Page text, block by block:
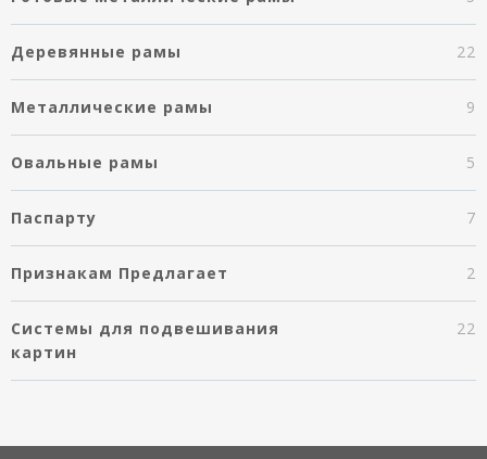
Деревянные рамы 22
Металлические рамы 9
Овальные рамы 5
Паспарту 7
Признакам Предлагает 2
Системы для подвешивания
картин
22